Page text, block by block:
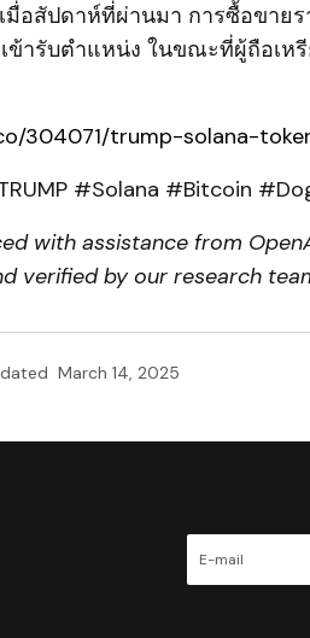
อสัปดาห์ที่ผ่านมา การซื้อขายร
ข้ารับตำแหน่ง ในขณะที่ผู้ถือเ
304071/trump-solana-
#Solana #Bitcoin
with assistance from
verified by our research
March 14, 2025